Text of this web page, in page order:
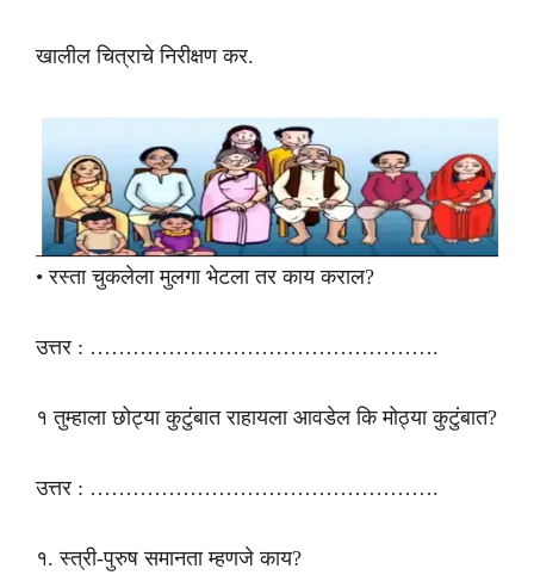
खालील चित्राचे निरीक्षण कर.
• रस्ता चुकलेला मुलगा भेटला तर काय कराल?
उत्तर : ………………………………………….
१ तुम्हाला छोट्या कुटुंबात राहायला आवडेल कि मोठ्या कुटुंबात?
उत्तर : ………………………………………….
१. स्त्री-पुरुष समानता म्हणजे काय?